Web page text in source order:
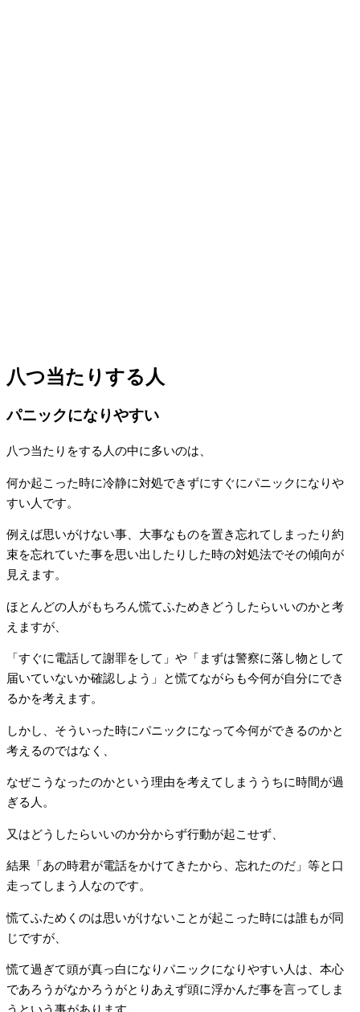
八つ当たりする人
パニックになりやすい
八つ当たりをする人の中に多いのは、
何か起こった時に冷静に対処できずにすぐにパニックになりや
すい人です。
例えば思いがけない事、大事なものを置き忘れてしまったり約
束を忘れていた事を思い出したりした時の対処法でその傾向が
見えます。
ほとんどの人がもちろん慌てふためきどうしたらいいのかと考
えますが、
「すぐに電話して謝罪をして」や「まずは警察に落し物として
届いていないか確認しよう」と慌てながらも今何が自分にでき
るかを考えます。
しかし、そういった時にパニックになって今何ができるのかと
考えるのではなく、
なぜこうなったのかという理由を考えてしまううちに時間が過
ぎる人。
又はどうしたらいいのか分からず行動が起こせず、
結果「あの時君が電話をかけてきたから、忘れたのだ」等と口
走ってしまう人なのです。
慌てふためくのは思いがけないことが起こった時には誰もが同
じですが、
慌て過ぎて頭が真っ白になりパニックになりやすい人は、本心
であろうがなかろうがとりあえず頭に浮かんだ事を言ってしま